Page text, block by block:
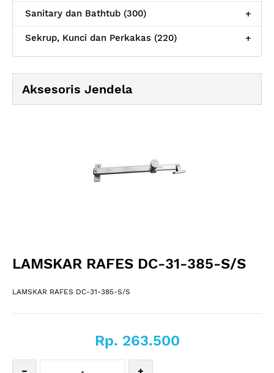
Sanitary dan Bathtub (300) +
Sekrup, Kunci dan Perkakas (220) +
Aksesoris Jendela
LAMSKAR RAFES DC-31-385-S/S
LAMSKAR RAFES DC-31-385-S/S
Rp. 263.500